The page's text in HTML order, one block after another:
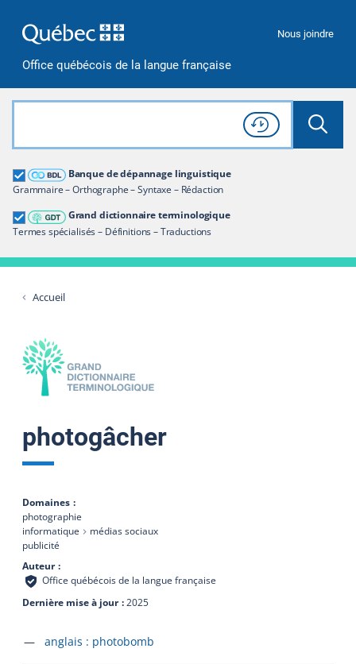
Office québécois de la langue française
Nous joindre
Rechercher dans tout le site
Lancer
Consulter l'
Historique
de recherche
Banque de dépannage linguistique
Grammaire – Orthographe – Syntaxe – Rédaction
Grand dictionnaire terminologique
Termes spécialisés – Définitions – Traductions
Grand dictionnaire terminologique
Restreindre aux termes
Accueil
photogâcher
Domaines
photographie
informatique
médias sociaux
publicité
Auteur
Office québécois de la langue française
Dernière mise à jour 2025
Accéder à la fiche en
anglais : photobomb